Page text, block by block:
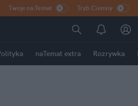
Twoje na:Temat Tryb Ciemny
naTemat extra Rozrywka